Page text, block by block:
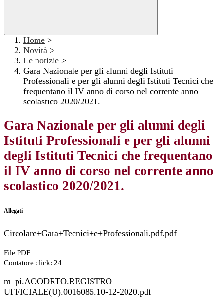
Home >
Novità >
Le notizie >
Gara Nazionale per gli alunni degli Istituti
Professionali e per gli alunni degli Istituti Tecnici che
frequentano il IV anno di corso nel corrente anno
scolastico 2020/2021.
Gara Nazionale per gli alunni degli
Istituti Professionali e per gli alunni
degli Istituti Tecnici che frequentano
il IV anno di corso nel corrente anno
scolastico 2020/2021.
Allegati
Circolare+Gara+Tecnici+e+Professionali.pdf.pdf
File PDF
Contatore click: 24
m_pi.AOODRTO.REGISTRO
UFFICIALE(U).0016085.10-12-2020.pdf